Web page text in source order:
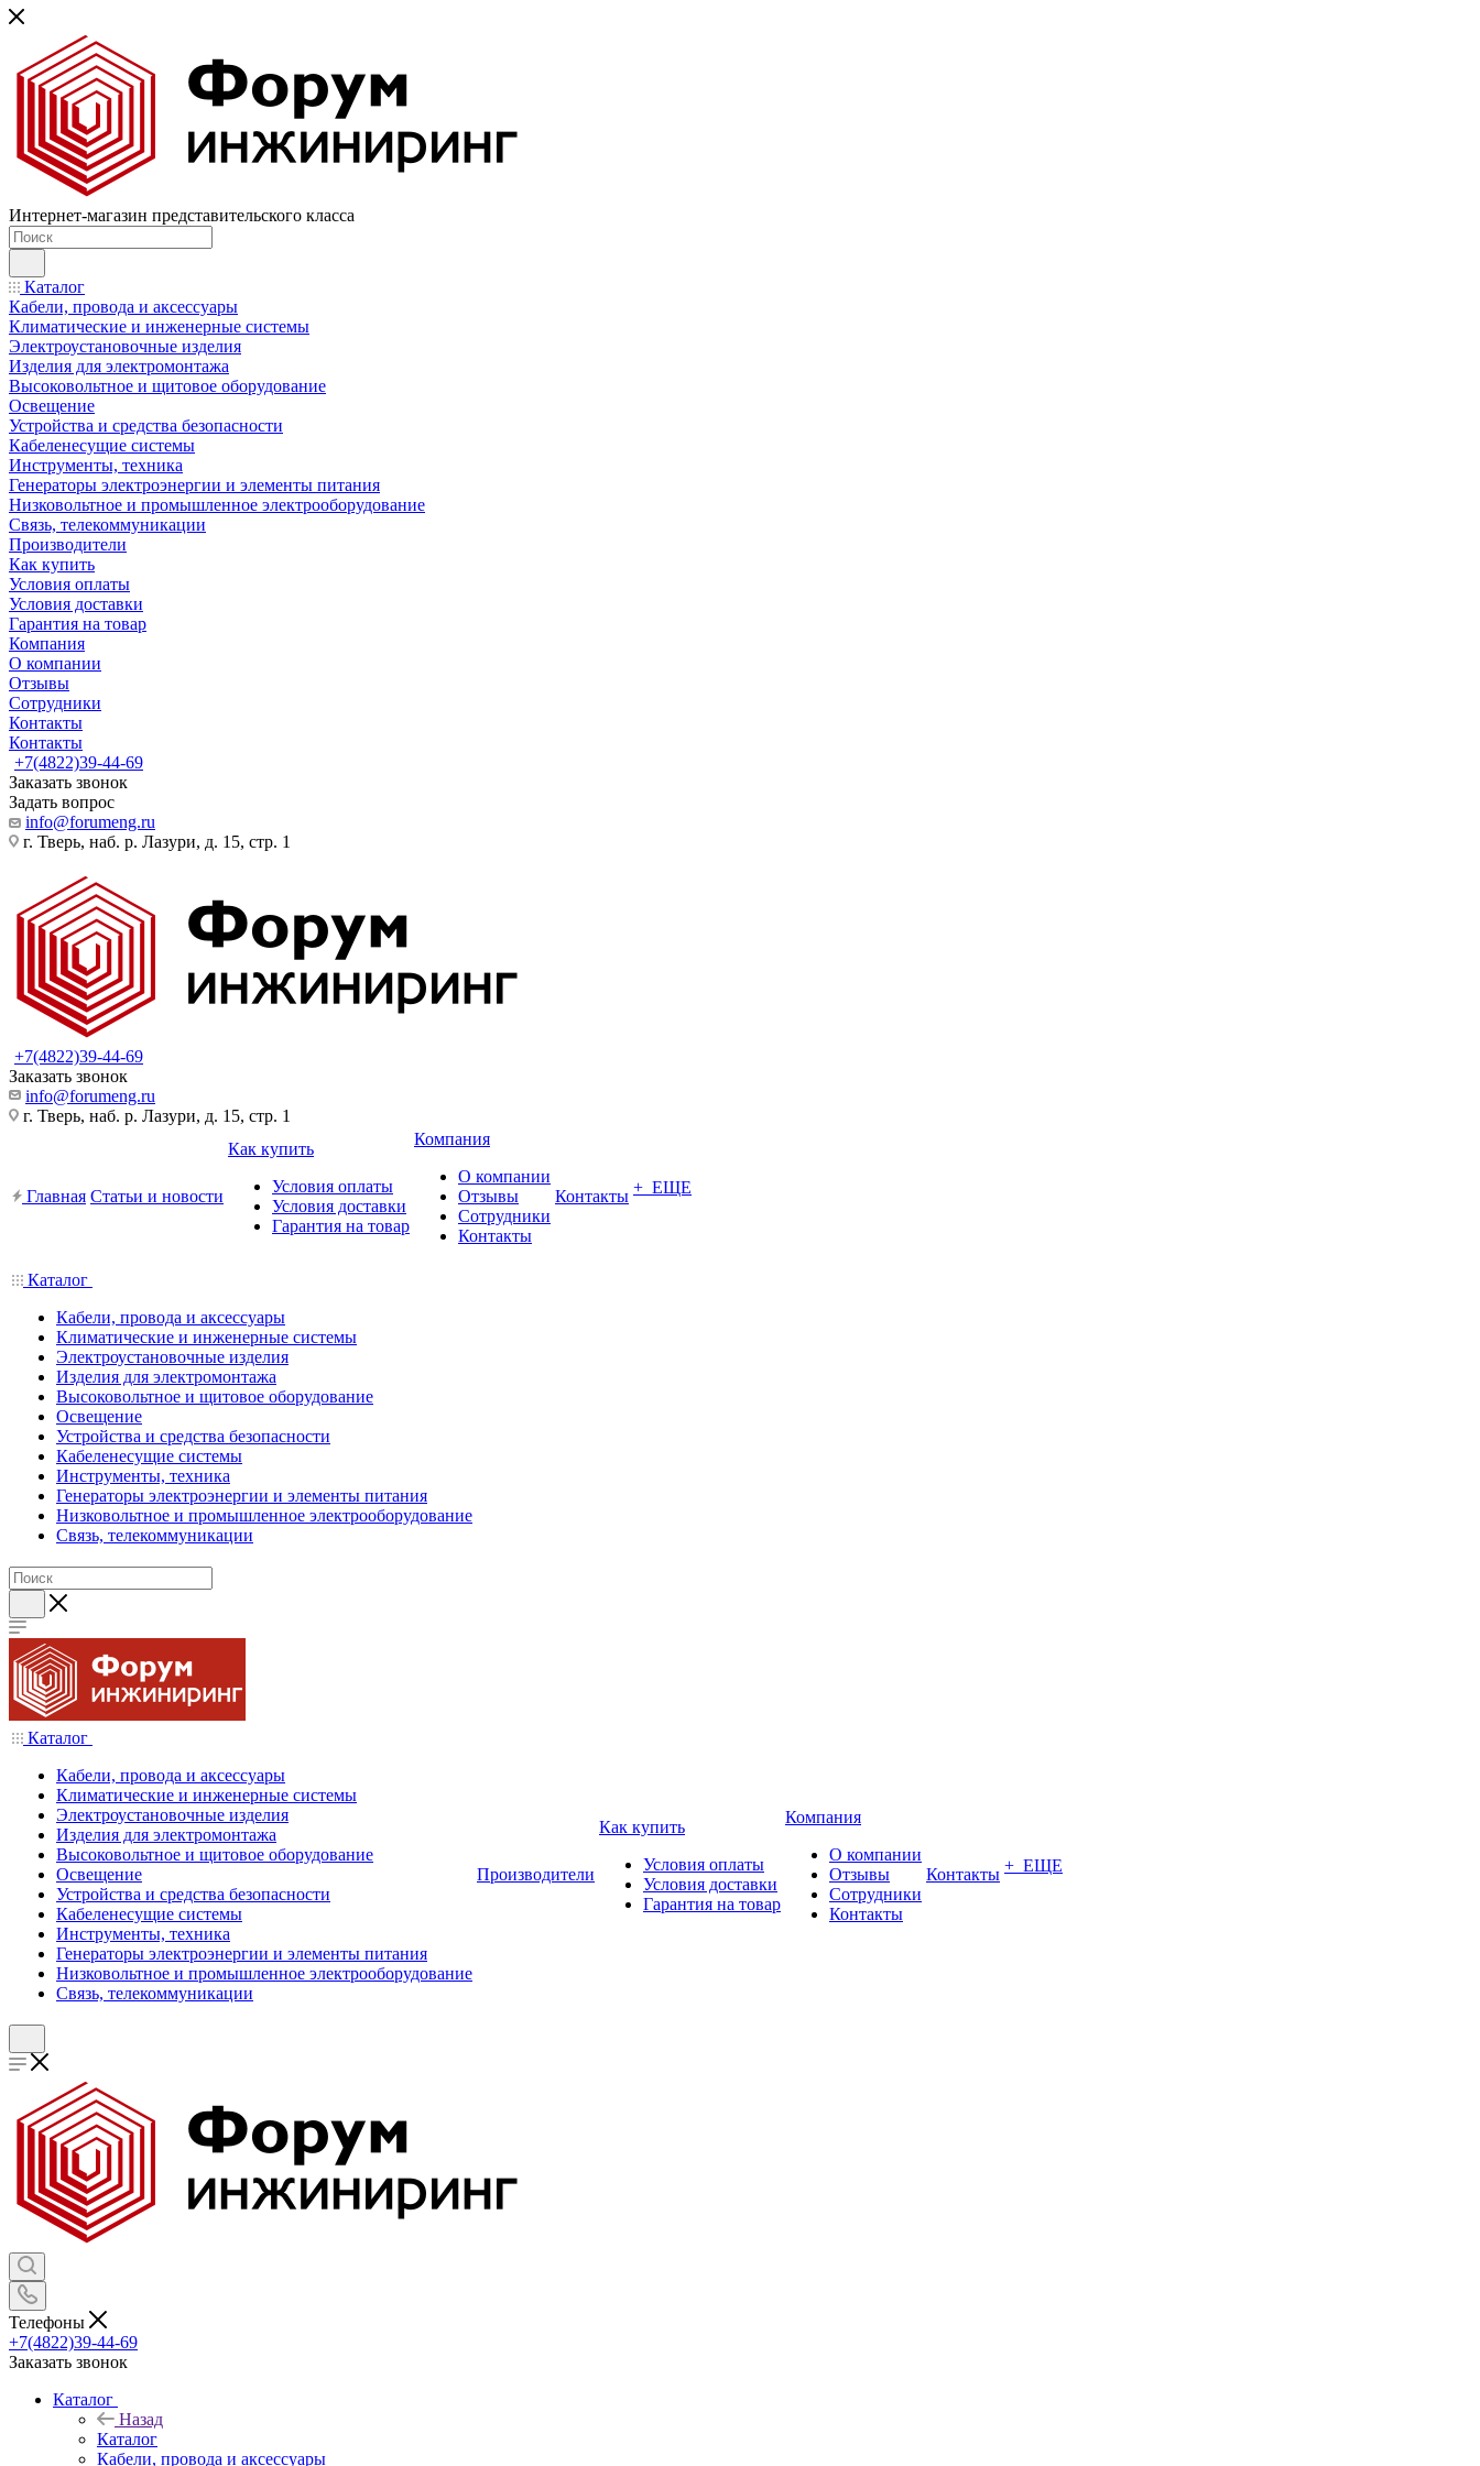
Интернет-магазин представительского класса
Каталог
Кабели, провода и аксессуары
Климатические и инженерные системы
Электроустановочные изделия
Изделия для электромонтажа
Высоковольтное и щитовое оборудование
Освещение
Устройства и средства безопасности
Кабеленесущие системы
Инструменты, техника
Генераторы электроэнергии и элементы питания
Низковольтное и промышленное электрооборудование
Связь, телекоммуникации
Производители
Как купить
Условия оплаты
Условия доставки
Гарантия на товар
Компания
О компании
Отзывы
Сотрудники
Контакты
Контакты
+7(4822)39-44-69
Заказать звонок
Задать вопрос
info@forumeng.ru
г. Тверь, наб. р. Лазури, д. 15, стр. 1
+7(4822)39-44-69
Заказать звонок
info@forumeng.ru
г. Тверь, наб. р. Лазури, д. 15, стр. 1
Главная Статьи и новости
Как купить
Условия оплаты
Условия доставки
Гарантия на товар
Компания
О компании
Отзывы
Сотрудники
Контакты
Контакты + ЕЩЕ
Каталог
Кабели, провода и аксессуары
Климатические и инженерные системы
Электроустановочные изделия
Изделия для электромонтажа
Высоковольтное и щитовое оборудование
Освещение
Устройства и средства безопасности
Кабеленесущие системы
Инструменты, техника
Генераторы электроэнергии и элементы питания
Низковольтное и промышленное электрооборудование
Связь, телекоммуникации
Каталог
Кабели, провода и аксессуары
Климатические и инженерные системы
Электроустановочные изделия
Изделия для электромонтажа
Высоковольтное и щитовое оборудование
Освещение
Устройства и средства безопасности
Кабеленесущие системы
Инструменты, техника
Генераторы электроэнергии и элементы питания
Низковольтное и промышленное электрооборудование
Связь, телекоммуникации
Производители
Как купить
Условия оплаты
Условия доставки
Гарантия на товар
Компания
О компании
Отзывы
Сотрудники
Контакты
Контакты + ЕЩЕ
Телефоны
+7(4822)39-44-69
Заказать звонок
Каталог
Назад
Каталог
Кабели, провода и аксессуары